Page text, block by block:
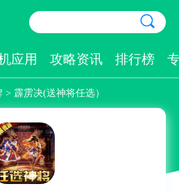
应用 攻略资讯 排行榜
> 霹雳决(送神将任选）